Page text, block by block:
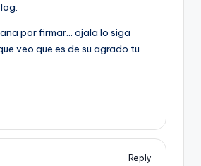
por firmar… ojala lo siga
veo que es de su agrado tu
Reply